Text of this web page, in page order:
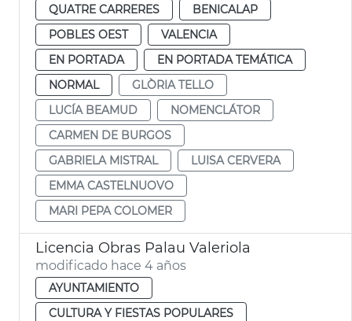
QUATRE CARRERES
BENICALAP
POBLES OEST
VALENCIA
EN PORTADA
EN PORTADA TEMÁTICA
NORMAL
GLÒRIA TELLO
LUCÍA BEAMUD
NOMENCLÁTOR
CARMEN DE BURGOS
GABRIELA MISTRAL
LUISA CERVERA
EMMA CASTELNUOVO
MARI PEPA COLOMER
Licencia Obras Palau Valeriola
modificado hace 4 años
AYUNTAMIENTO
CULTURA Y FIESTAS POPULARES